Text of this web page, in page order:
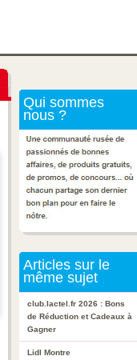
Qui sommes
nous ?
Articles sur le
même sujet
club.lactel.fr 2026 : Bons
de Réduction et Cadeaux à
Gagner
Lidl Montre